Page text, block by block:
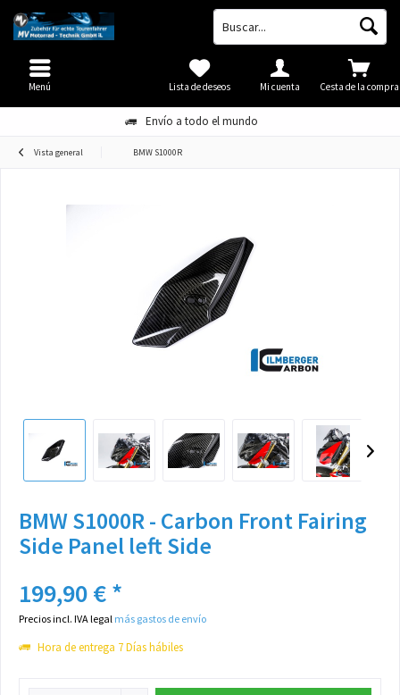
Envío a todo el mundo
Cesta de la compra
Lista de deseos Mi cuenta
Menú
Vista general BMW S1000R
BMW S1000R - Carbon Front Fairing
Side Panel left Side
199,90 € *
Precios incl. IVA legal más gastos de envío
Hora de entrega 7 Días hábiles